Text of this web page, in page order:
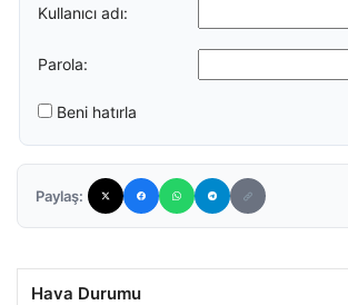
Kullanıcı adı:
Parola:
Beni hatırla
Paylaş:
Hava Durumu